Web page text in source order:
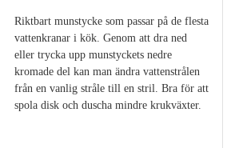
Riktbart munstycke som passar på de flesta
vattenkranar i kök. Genom att dra ned
eller trycka upp munstyckets nedre
kromade del kan man ändra vattenstrålen
från en vanlig stråle till en stril. Bra för att
spola disk och duscha mindre krukväxter.